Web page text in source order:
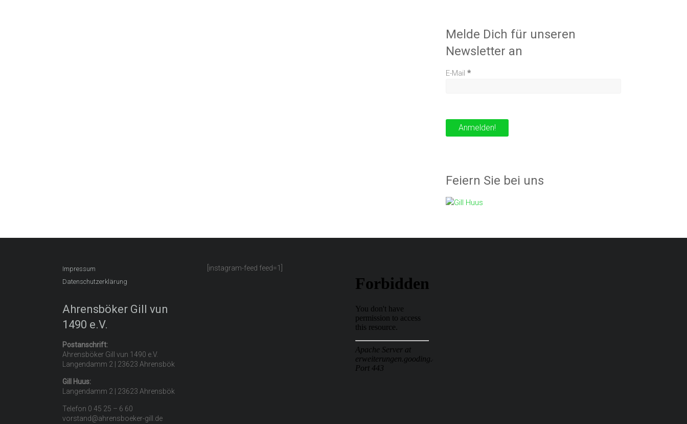
Melde Dich für unseren
Newsletter an
E-Mail *
Feiern Sie bei uns
Impressum
Datenschutzerklärung
Ahrensböker Gill vun
1490 e.V.
Postanschrift:
Ahrensböker Gill vun 1490 e.V.
Langendamm 2 | 23623 Ahrensbök
Gill Huus:
Langendamm 2 | 23623 Ahrensbök
Telefon 0 45 25 – 6 60
vorstand@ahrensboeker-gill.de
[instagram-feed feed=1]